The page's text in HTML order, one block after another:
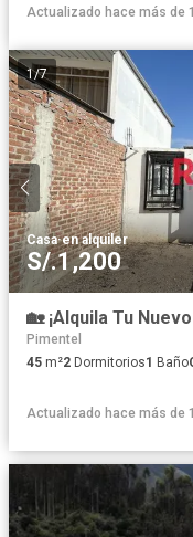
Actualizado hace más de
1/7
Casa·en alquiler
S/.1,200
🏡 ¡Alquila Tu
Pimentel
45 m²2 Dormitorios1 Baño
Actualizado hace más de